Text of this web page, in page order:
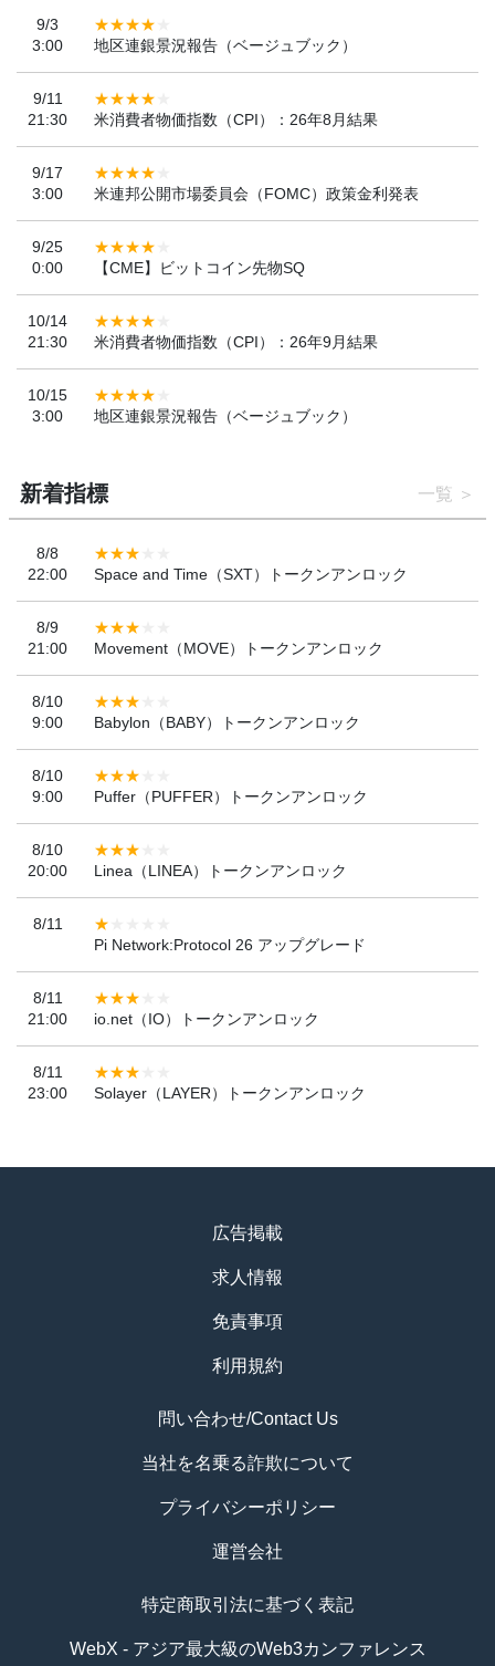
9/3
3:00
地区連銀景況報告（ベージュブック）
9/11
21:30
米消費者物価指数（CPI）：26年8月結果
9/17
3:00
米連邦公開市場委員会（FOMC）政策金利発表
9/25
0:00
【CME】ビットコイン先物SQ
10/14
21:30
米消費者物価指数（CPI）：26年9月結果
10/15
3:00
地区連銀景況報告（ベージュブック）
新着指標 一覧
8/8
22:00
Space and Time（SXT）トークンアンロック
8/9
21:00
Movement（MOVE）トークンアンロック
8/10
9:00
Babylon（BABY）トークンアンロック
8/10
9:00
Puffer（PUFFER）トークンアンロック
8/10
20:00
Linea（LINEA）トークンアンロック
8/11
Pi Network:Protocol 26 アップグレード
8/11
21:00
io.net（IO）トークンアンロック
8/11
23:00
Solayer（LAYER）トークンアンロック
広告掲載
求人情報
免責事項
利用規約
問い合わせ/Contact Us
当社を名乗る詐欺について
プライバシーポリシー
運営会社
特定商取引法に基づく表記
WebX - アジア最大級のWeb3カンファレンス